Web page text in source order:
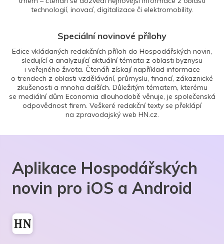
technologií, inovací, digitalizace či elektromobility.
Speciální novinové přílohy
Edice vkládaných redakčních příloh do Hospodářských novin,
sledující a analyzující aktuální témata z oblasti byznysu
i veřejného života. Čtenáři získají například informace
o trendech z oblasti vzdělávání, průmyslu, financí, zákaznické
zkušenosti a mnoha dalších. Důležitým tématem, kterému
se mediální dům Economia dlouhodobě věnuje, je společenská
odpovědnost firem. Veškeré redakční texty se překlápí
na zpravodajský web HN.cz.
Aplikace Hospodářských
novin pro iOS a Android